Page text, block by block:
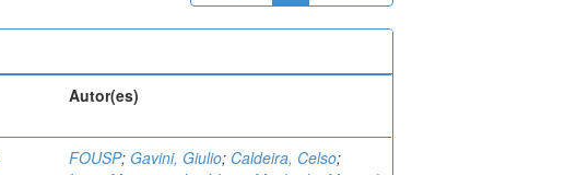
Autor(es)
FOUSP; Gavini, Giulio; Caldeira, Celso;